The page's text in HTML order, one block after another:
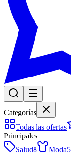
Categorías
Todas las ofertas
Principales
Salud8 Moda5